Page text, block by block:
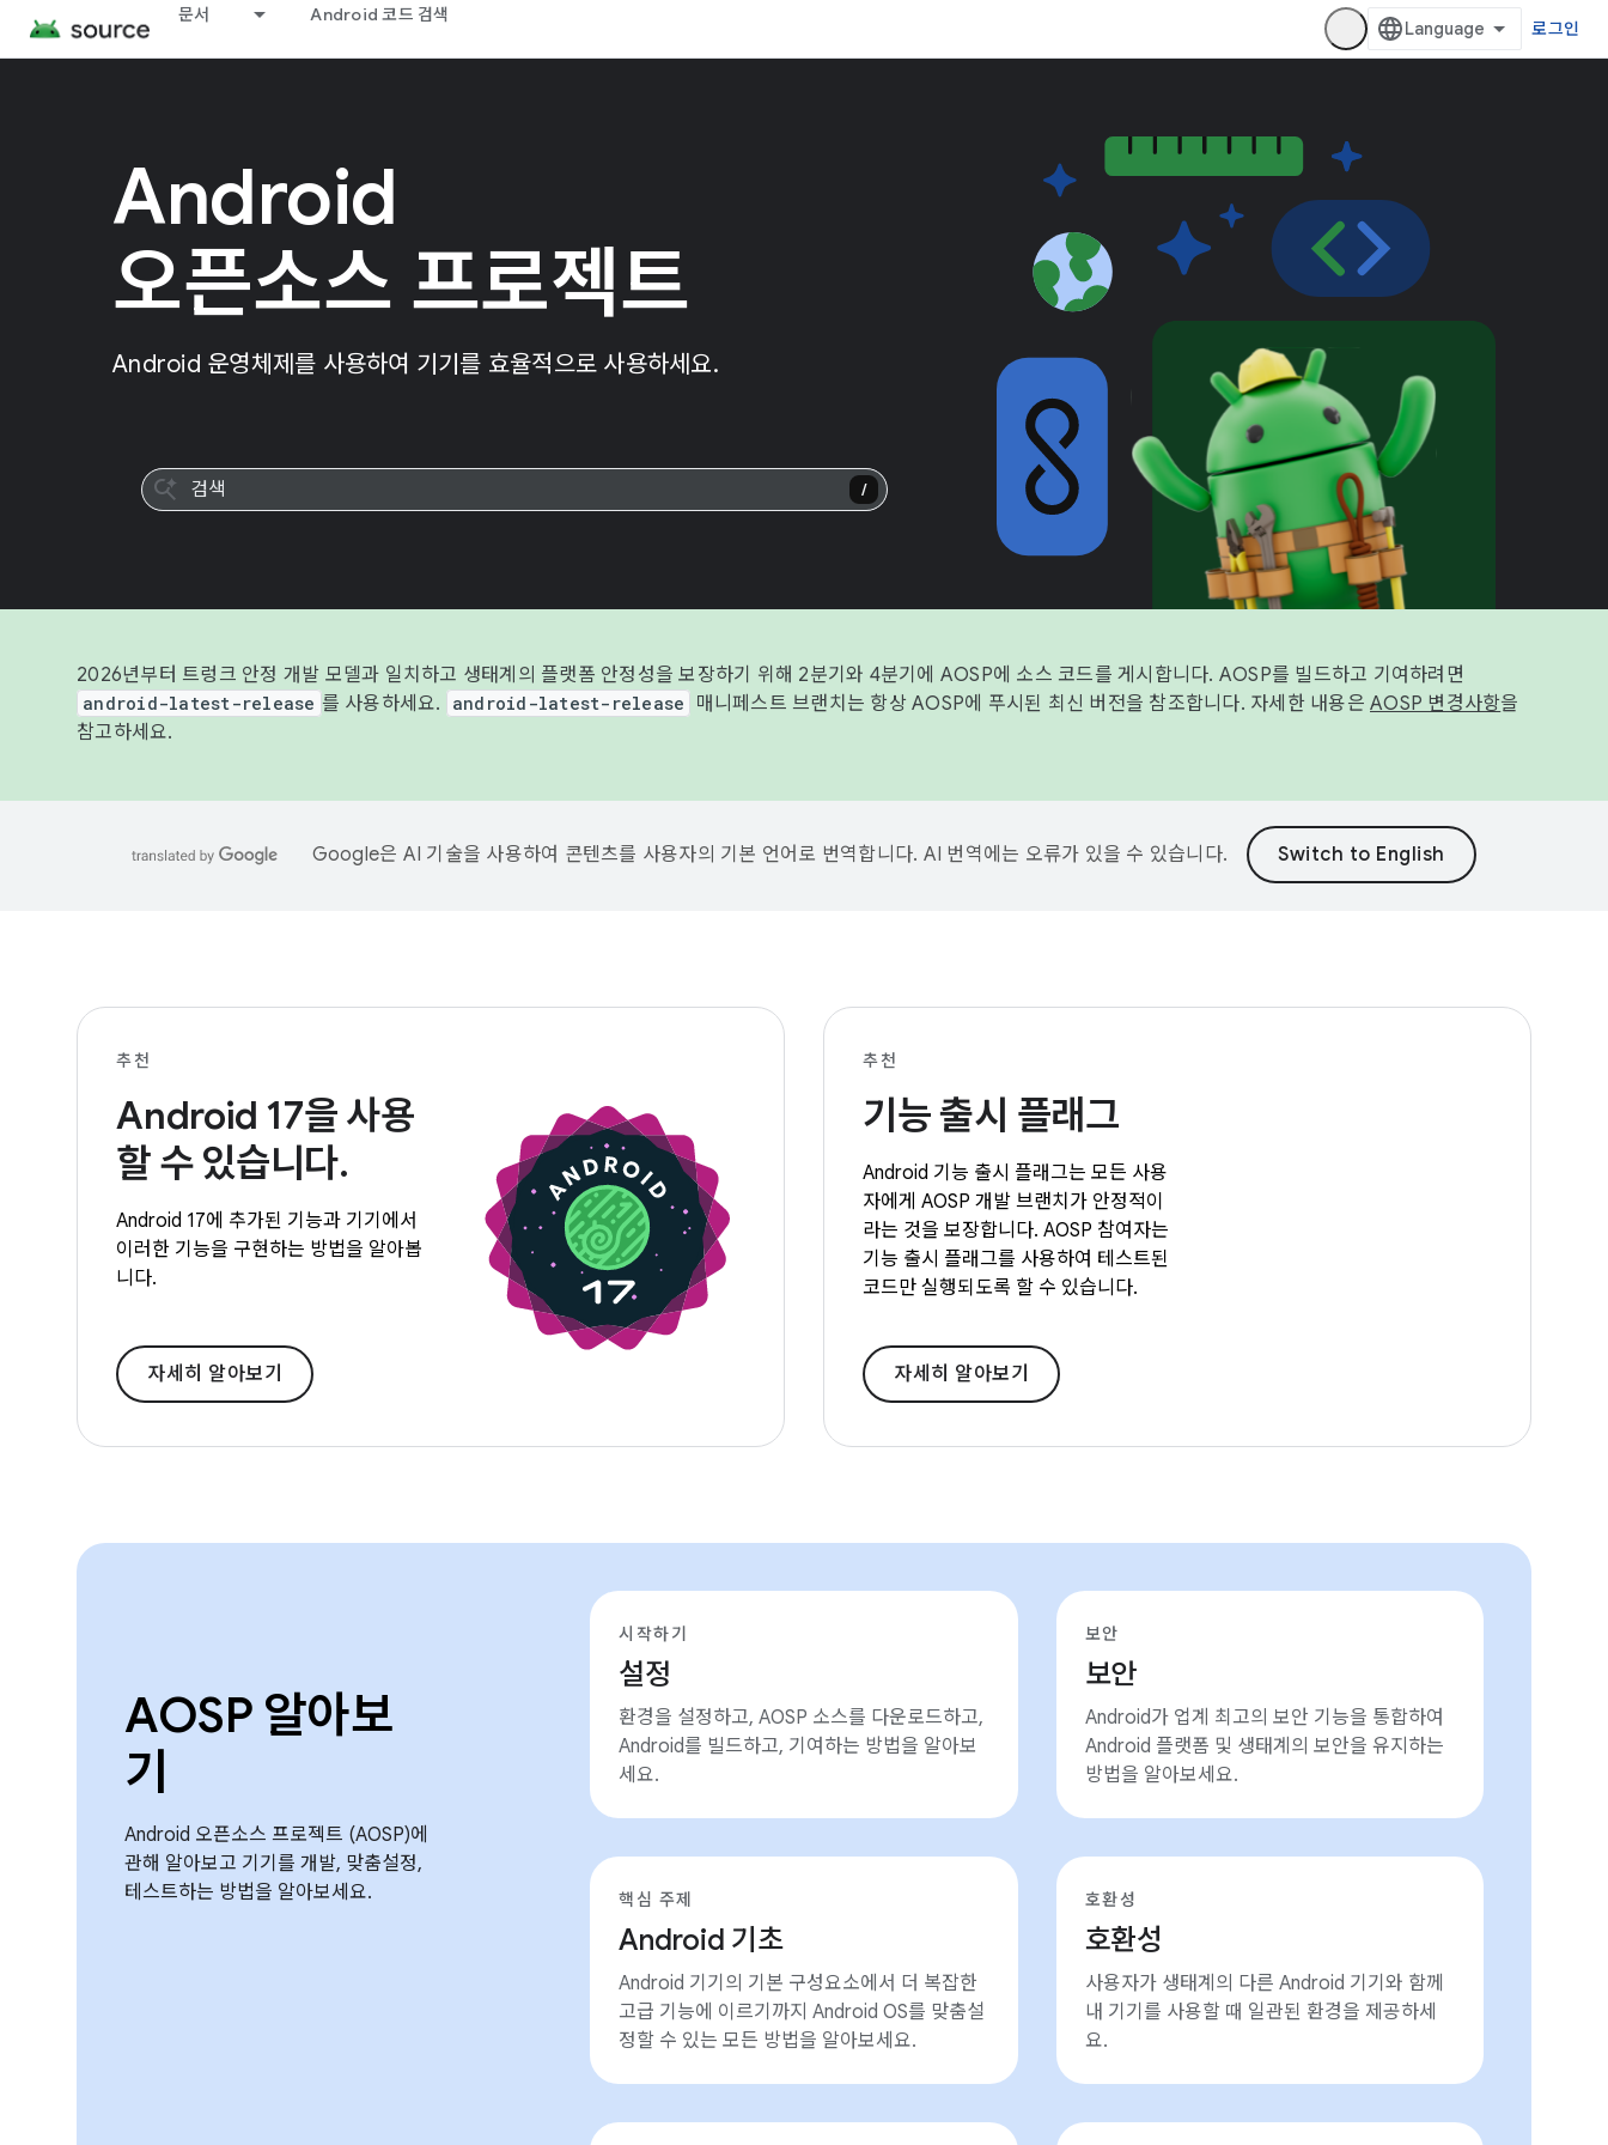
문서 Android 코드 검색
/
로그인
Android
오픈소스 프로젝트
Android 운영체제를 사용하여 기기를 효율적으로 사용하세요.
/
2026년부터 트렁크 안정 개발 모델과 일치하고 생태계의 플랫폼 안정성을 보장하기 위해 2분기와 4분기에 AOSP에 소스 코드를 게시합니다. AOSP를 빌드하고 기여하려면
android-latest-release 를 사용하세요. android-latest-release 매니페스트 브랜치는 항상 AOSP에 푸시된 최신 버전을 참조합니다. 자세한 내용은 AOSP 변경사항을
참고하세요.
Google은 AI 기술을 사용하여 콘텐츠를 사용자의 기본 언어로 번역합니다. AI 번역에는 오류가 있을 수 있습니다.
추천
Android 17을 사용
할 수 있습니다.
Android 17에 추가된 기능과 기기에서
이러한 기능을 구현하는 방법을 알아봅
니다.
자세히 알아보기
추천
기능 출시 플래그
Android 기능 출시 플래그는 모든 사용
자에게 AOSP 개발 브랜치가 안정적이
라는 것을 보장합니다. AOSP 참여자는
기능 출시 플래그를 사용하여 테스트된
코드만 실행되도록 할 수 있습니다.
자세히 알아보기
AOSP 알아보
기
Android 오픈소스 프로젝트 (AOSP)에
관해 알아보고 기기를 개발, 맞춤설정,
테스트하는 방법을 알아보세요.
시작하기
설정
환경을 설정하고, AOSP 소스를 다운로드하고,
Android를 빌드하고, 기여하는 방법을 알아보
세요.
보안
보안
Android가 업계 최고의 보안 기능을 통합하여
Android 플랫폼 및 생태계의 보안을 유지하는
방법을 알아보세요.
핵심 주제
Android 기초
Android 기기의 기본 구성요소에서 더 복잡한
고급 기능에 이르기까지 Android OS를 맞춤설
정할 수 있는 모든 방법을 알아보세요.
호환성
호환성
사용자가 생태계의 다른 Android 기기와 함께
내 기기를 사용할 때 일관된 환경을 제공하세
요.